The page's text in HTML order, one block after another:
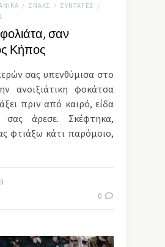
/ ΣΝΑΚΣ / ΣΥΝΤΑΓΈΣ /
σαν
Κήπος
σας υπενθύμισα στο
ανοιξιάτικη φοκάτσα
πριν από καιρό, είδα
άρεσε. Σκέφτηκα,
φτιάξω κάτι παρόμοιο,
0